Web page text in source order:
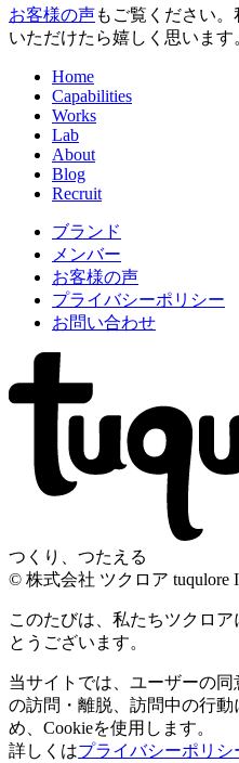
お客様の声もご覧ください
いただけたら嬉しく思います
Home
Capabilities
Works
Lab
About
Blog
Recruit
ブランド
メンバー
お客様の声
プライバシーポリシー
お問い合わせ
つくり、つたえる
© 株式会社 ツクロア tuqulore
このたびは、私たちツクロ
とうございます。
当サイトでは、ユーザーの
の訪問・離脱、訪問中の行
め、Cookieを使用します。
詳しくはプライバシーポリシ